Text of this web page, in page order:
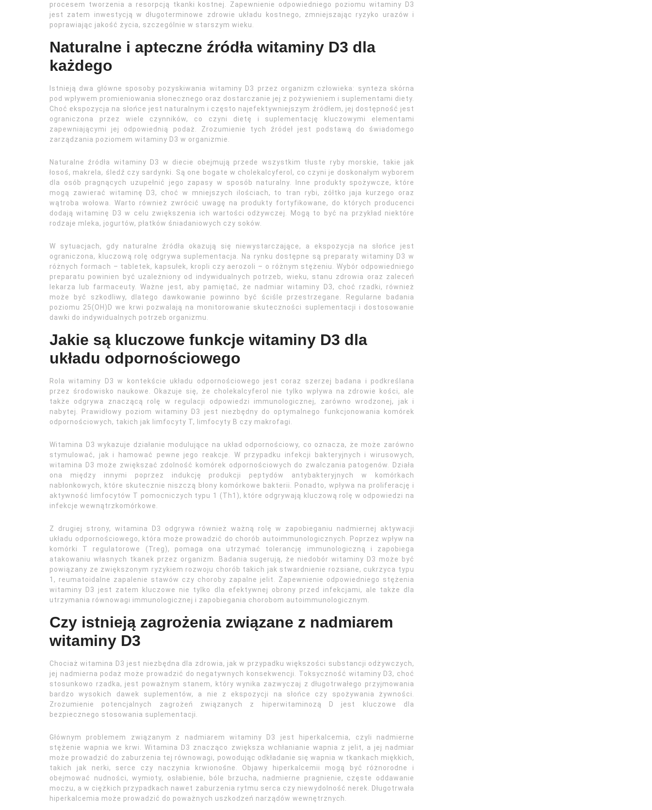
procesem tworzenia a resorpcją tkanki kostnej. Zapewnienie odpowiedniego poziomu witaminy D3
jest zatem inwestycją w długoterminowe zdrowie układu kostnego, zmniejszając ryzyko urazów i
poprawiając jakość życia, szczególnie w starszym wieku.
Naturalne i apteczne źródła witaminy D3 dla
każdego
Istnieją dwa główne sposoby pozyskiwania witaminy D3 przez organizm człowieka: synteza skórna
pod wpływem promieniowania słonecznego oraz dostarczanie jej z pożywieniem i suplementami diety.
Choć ekspozycja na słońce jest naturalnym i często najefektywniejszym źródłem, jej dostępność jest
ograniczona przez wiele czynników, co czyni dietę i suplementację kluczowymi elementami
zapewniającymi jej odpowiednią podaż. Zrozumienie tych źródeł jest podstawą do świadomego
zarządzania poziomem witaminy D3 w organizmie.
Naturalne źródła witaminy D3 w diecie obejmują przede wszystkim tłuste ryby morskie, takie jak
łosoś, makrela, śledź czy sardynki. Są one bogate w cholekalcyferol, co czyni je doskonałym wyborem
dla osób pragnących uzupełnić jego zapasy w sposób naturalny. Inne produkty spożywcze, które
mogą zawierać witaminę D3, choć w mniejszych ilościach, to tran rybi, żółtko jaja kurzego oraz
wątroba wołowa. Warto również zwrócić uwagę na produkty fortyfikowane, do których producenci
dodają witaminę D3 w celu zwiększenia ich wartości odżywczej. Mogą to być na przykład niektóre
rodzaje mleka, jogurtów, płatków śniadaniowych czy soków.
W sytuacjach, gdy naturalne źródła okazują się niewystarczające, a ekspozycja na słońce jest
ograniczona, kluczową rolę odgrywa suplementacja. Na rynku dostępne są preparaty witaminy D3 w
różnych formach – tabletek, kapsułek, kropli czy aerozoli – o różnym stężeniu. Wybór odpowiedniego
preparatu powinien być uzależniony od indywidualnych potrzeb, wieku, stanu zdrowia oraz zaleceń
lekarza lub farmaceuty. Ważne jest, aby pamiętać, że nadmiar witaminy D3, choć rzadki, również
może być szkodliwy, dlatego dawkowanie powinno być ściśle przestrzegane. Regularne badania
poziomu 25(OH)D we krwi pozwalają na monitorowanie skuteczności suplementacji i dostosowanie
dawki do indywidualnych potrzeb organizmu.
Jakie są kluczowe funkcje witaminy D3 dla
układu odpornościowego
Rola witaminy D3 w kontekście układu odpornościowego jest coraz szerzej badana i podkreślana
przez środowisko naukowe. Okazuje się, że cholekalcyferol nie tylko wpływa na zdrowie kości, ale
także odgrywa znaczącą rolę w regulacji odpowiedzi immunologicznej, zarówno wrodzonej, jak i
nabytej. Prawidłowy poziom witaminy D3 jest niezbędny do optymalnego funkcjonowania komórek
odpornościowych, takich jak limfocyty T, limfocyty B czy makrofagi.
Witamina D3 wykazuje działanie modulujące na układ odpornościowy, co oznacza, że może zarówno
stymulować, jak i hamować pewne jego reakcje. W przypadku infekcji bakteryjnych i wirusowych,
witamina D3 może zwiększać zdolność komórek odpornościowych do zwalczania patogenów. Działa
ona między innymi poprzez indukcję produkcji peptydów antybakteryjnych w komórkach
nabłonkowych, które skutecznie niszczą błony komórkowe bakterii. Ponadto, wpływa na proliferację i
aktywność limfocytów T pomocniczych typu 1 (Th1), które odgrywają kluczową rolę w odpowiedzi na
infekcje wewnątrzkomórkowe.
Z drugiej strony, witamina D3 odgrywa również ważną rolę w zapobieganiu nadmiernej aktywacji
układu odpornościowego, która może prowadzić do chorób autoimmunologicznych. Poprzez wpływ na
komórki T regulatorowe (Treg), pomaga ona utrzymać tolerancję immunologiczną i zapobiega
atakowaniu własnych tkanek przez organizm. Badania sugerują, że niedobór witaminy D3 może być
powiązany ze zwiększonym ryzykiem rozwoju chorób takich jak stwardnienie rozsiane, cukrzyca typu
1, reumatoidalne zapalenie stawów czy choroby zapalne jelit. Zapewnienie odpowiedniego stężenia
witaminy D3 jest zatem kluczowe nie tylko dla efektywnej obrony przed infekcjami, ale także dla
utrzymania równowagi immunologicznej i zapobiegania chorobom autoimmunologicznym.
Czy istnieją zagrożenia związane z nadmiarem
witaminy D3
Chociaż witamina D3 jest niezbędna dla zdrowia, jak w przypadku większości substancji odżywczych,
jej nadmierna podaż może prowadzić do negatywnych konsekwencji. Toksyczność witaminy D3, choć
stosunkowo rzadka, jest poważnym stanem, który wynika zazwyczaj z długotrwałego przyjmowania
bardzo wysokich dawek suplementów, a nie z ekspozycji na słońce czy spożywania żywności.
Zrozumienie potencjalnych zagrożeń związanych z hiperwitaminozą D jest kluczowe dla
bezpiecznego stosowania suplementacji.
Głównym problemem związanym z nadmiarem witaminy D3 jest hiperkalcemia, czyli nadmierne
stężenie wapnia we krwi. Witamina D3 znacząco zwiększa wchłanianie wapnia z jelit, a jej nadmiar
może prowadzić do zaburzenia tej równowagi, powodując odkładanie się wapnia w tkankach miękkich,
takich jak nerki, serce czy naczynia krwionośne. Objawy hiperkalcemii mogą być różnorodne i
obejmować nudności, wymioty, osłabienie, bóle brzucha, nadmierne pragnienie, częste oddawanie
moczu, a w ciężkich przypadkach nawet zaburzenia rytmu serca czy niewydolność nerek. Długotrwała
hiperkalcemia może prowadzić do poważnych uszkodzeń narządów wewnętrznych.